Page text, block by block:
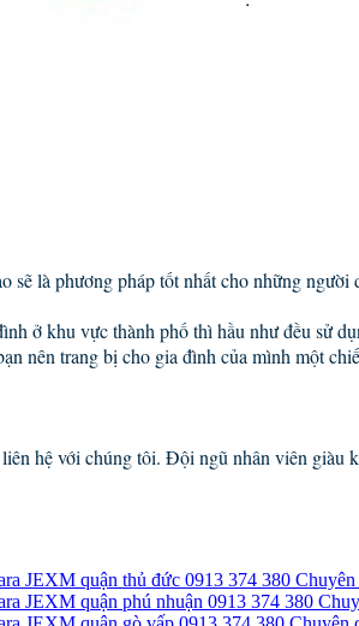
sẽ là phương pháp tốt nhất cho những
ở khu vực thành phố thì hầu như đều sử
nên trang bị cho gia đình của mình một
hệ với chúng tôi. Đội ngũ nhân viên giàu
JEXM quận thủ đức 0913 374 380 Chuyên
JEXM quận phú nhuận 0913 374 380